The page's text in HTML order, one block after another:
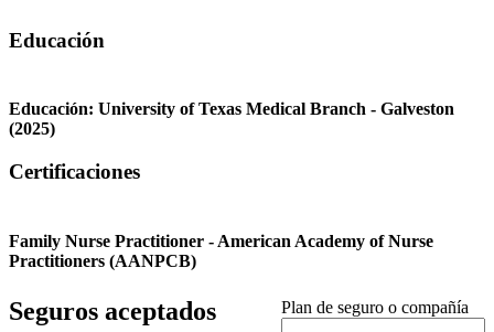
Educación
Educación: University of Texas Medical Branch - Galveston
(2025)
Certificaciones
Family Nurse Practitioner - American Academy of Nurse
Practitioners (AANPCB)
Seguros aceptados Plan de seguro o compañía